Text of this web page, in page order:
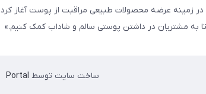
ما از سال ۱۳۹۸ فعالیت خود را در زمینه عرضه محصولات طبیعی مراقبت
تا به مشتریان در داشتن پوستی سالم و شاداب کمک کنیم.»
ساخت سایت توسط Portal